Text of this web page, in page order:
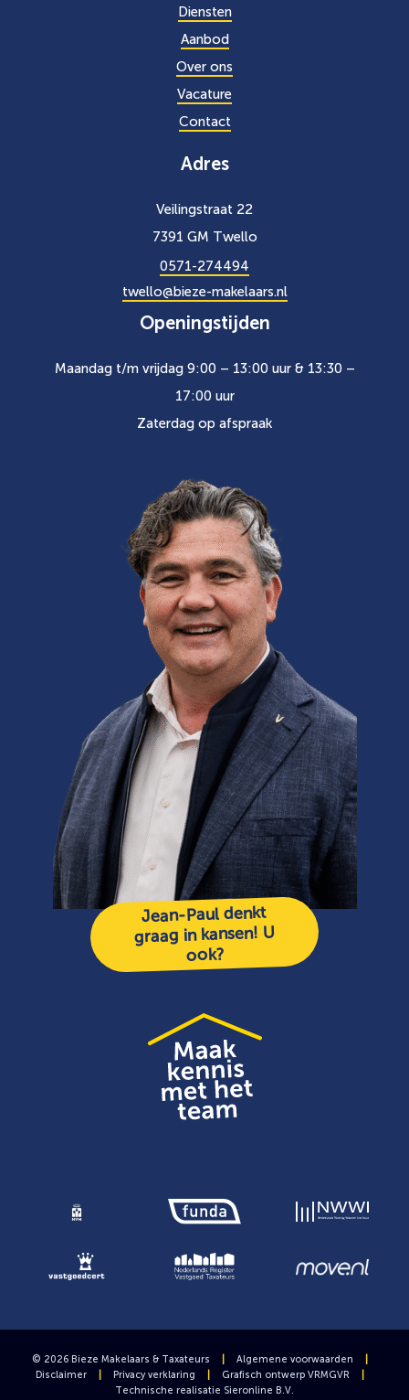
Diensten
Aanbod
Over ons
Vacature
Contact
Adres
Veilingstraat 22
7391 GM Twello
0571-274494
twello@bieze-makelaars.nl
Openingstijden
Maandag t/m vrijdag 9:00 – 13:00 uur & 13:30 –
17:00 uur
Zaterdag op afspraak
Jean-Paul denkt
graag in kansen! U
ook?
© 2026 Bieze Makelaars & Taxateurs Algemene voorwaarden
Disclaimer
Privacy verklaring Grafisch ontwerp VRMGVR
Technische realisatie Sieronline B.V.